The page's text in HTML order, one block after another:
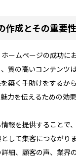
作成とその重要性
ームページの成功に
質の高いコンテンツ
築く手助けをするか
力を伝えるための効
報を提供することで
して集客につながり
細、顧客の声、業界